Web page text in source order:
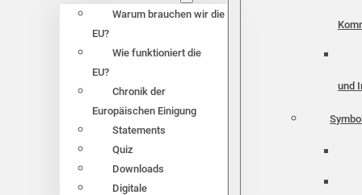
Warum brauchen wir die
EU?
Wie funktioniert die
EU?
Chronik der
Europäischen Einigung
Statements
Quiz
Downloads
Digitale
und